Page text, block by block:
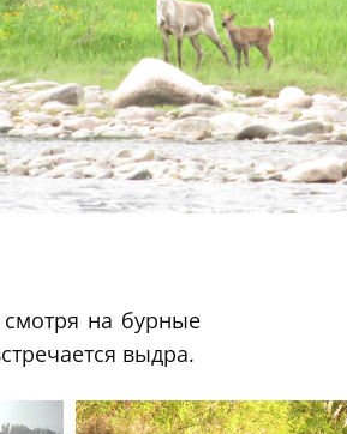
на бурные
выдра.